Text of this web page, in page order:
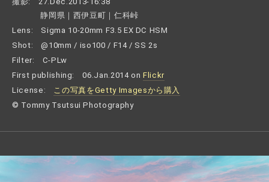
静岡県｜西伊豆町｜仁科峠
Lens:
Sigma 10-20mm F3.5 EX DC HSM
Shot:
@10mm / iso100 / F14 / SS 2s
Filter:
C-PLw
First publishing:
06.Jan.2014 onFlickr
License:
この写真をGetty Imagesから購入
© Tommy Tsutsui Photography